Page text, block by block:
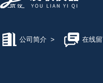
公司简介 > 在线